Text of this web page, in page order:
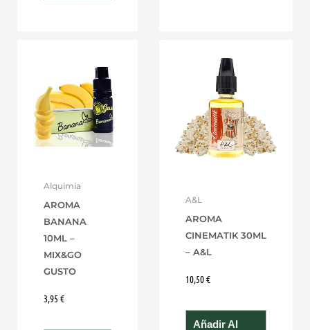
Alquimia
AROMA
BANANA
10ML –
MIX&GO
GUSTO
3,95 €
A&L
AROMA
CINEMATIK 30ML
– A&L
10,50€
Añadir Al